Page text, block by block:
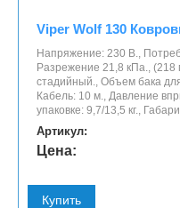
Viper Wolf 130
Напряжение: 230 В.,
Разрежение 21,8 кПа.,
стадийный., Объем бака
Кабель: 10 м., Давление
упаковке: 9,7/13,5 кг.,
Артикул:
Цена:
Купить